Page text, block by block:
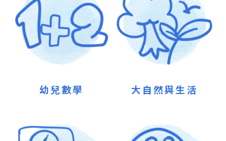
幼兒數學 大自然與生活